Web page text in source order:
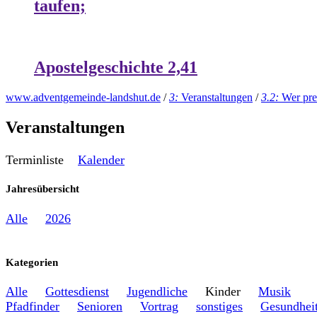
taufen;
Apostelgeschichte 2,41
www.adventgemeinde-landshut.de /3: Veranstaltungen /3.2: Wer
Veranstaltungen
Terminliste Kalender
Jahresübersicht
Alle 2026
Kategorien
Alle Gottesdienst Jugendliche Kinder Musik
Pfadfinder
Senioren Vortrag sonstiges